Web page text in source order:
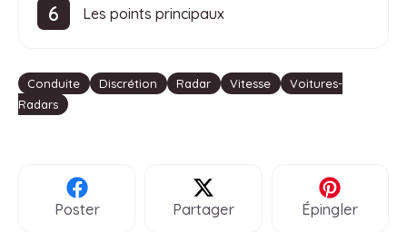
Les points principaux
Étiquettes
Conduite Discrétion Radar Vitesse
Voitures-
Radars
Poster Partager Épingler